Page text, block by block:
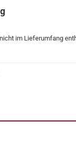
im Lieferumfang